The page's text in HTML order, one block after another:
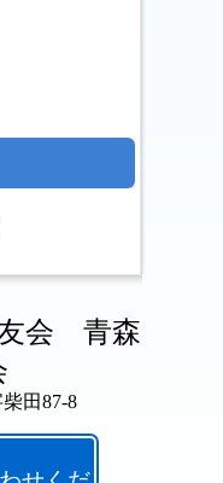
会 青森
田87-8